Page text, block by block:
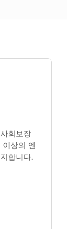
회보장
상의 엔
합니다.